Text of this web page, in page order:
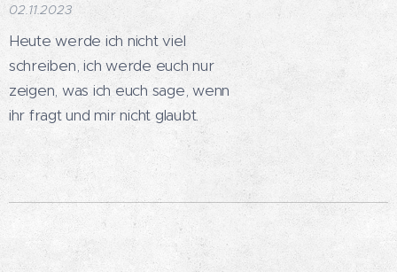
02.11.2023
Heute werde ich nicht viel
schreiben, ich werde euch nur
zeigen, was ich euch sage, wenn
ihr fragt und mir nicht glaubt.